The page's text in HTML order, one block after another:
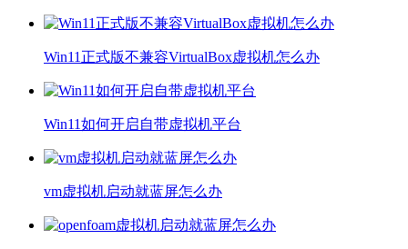
Win11正式版不兼容VirtualBox虚拟机怎么办
Win11如何开启自带虚拟机平台
vm虚拟机启动就蓝屏怎么办